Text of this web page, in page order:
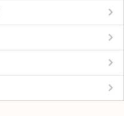
keyboard_arrow_right
keyboard_arrow_right
keyboard_arrow_right
keyboard_arrow_right